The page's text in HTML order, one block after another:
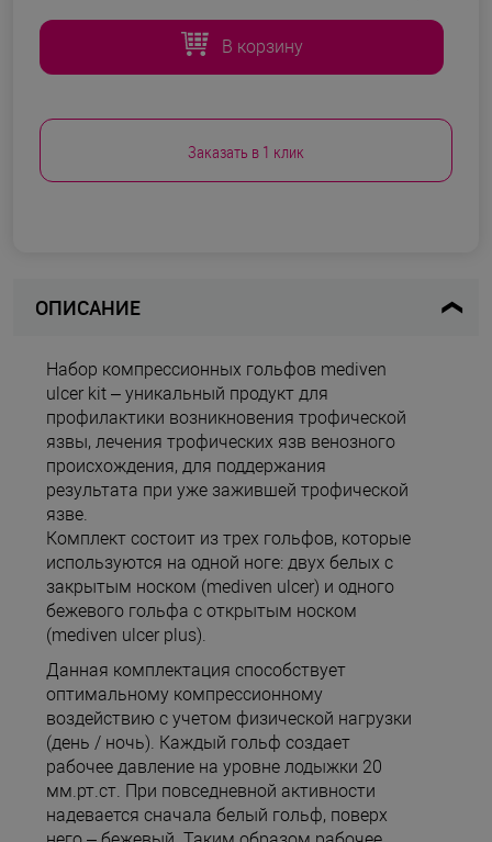
В корзину
Заказать в 1 клик
ОПИСАНИЕ
Набор компрессионных гольфов mediven
ulcer kit – уникальный продукт для
профилактики возникновения трофической
язвы, лечения трофических язв венозного
происхождения, для поддержания
результата при уже зажившей трофической
язве.
Комплект состоит из трех гольфов, которые
используются на одной ноге: двух белых с
закрытым носком (mediven ulcer) и одного
бежевого гольфа с открытым носком
(mediven ulcer plus).
Данная комплектация способствует
оптимальному компрессионному
воздействию с учетом физической нагрузки
(день / ночь). Каждый гольф создает
рабочее давление на уровне лодыжки 20
мм.рт.ст. При повседневной активности
надевается сначала белый гольф, поверх